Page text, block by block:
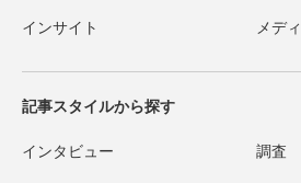
インサイト メデ
記事スタイルから探す
インタビュー 調査